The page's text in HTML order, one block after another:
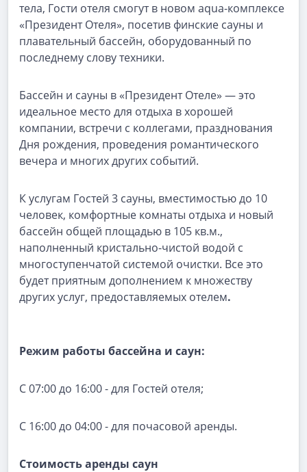
тела, Гости отеля смогут в новом aqua-комплексе
«Президент Отеля», посетив финские сауны и
плавательный бассейн, оборудованный по
последнему слову техники.
Бассейн и сауны в «Президент Отеле» — это
идеальное место для отдыха в хорошей
компании, встречи с коллегами, празднования
Дня рождения, проведения романтического
вечера и многих других событий.
К услугам Гостей 3 сауны, вместимостью до 10
человек, комфортные комнаты отдыха и новый
бассейн общей площадью в 105 кв.м.,
наполненный кристально-чистой водой с
многоступенчатой системой очистки. Все это
будет приятным дополнением к множеству
других услуг, предоставляемых отелем.
Режим работы бассейна и саун:
С 07:00 до 16:00 - для Гостей отеля;
С 16:00 до 04:00 - для почасовой аренды.
Стоимость аренды саун